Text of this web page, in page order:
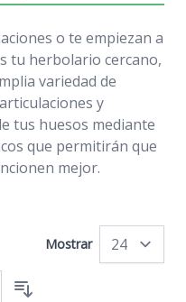
o te empiezan a
tu herbolario cercano,
variedad de
y
tus huesos mediante
que permitirán que
mejor.
Mostrar